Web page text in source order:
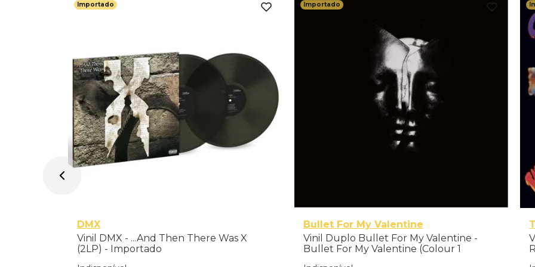
Importado
DMX
Vinil DMX - ...And Then There Was X
(2LP) - Importado
Importado
Bullet For My Valentine
Vinil Duplo Bullet For My Valentine -
Bullet For My Valentine (Colour 1